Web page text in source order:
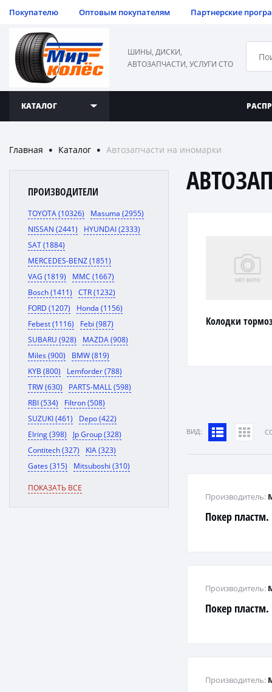
Покупателю Оптовым покупателям Партнерские
ШИНЫ, ДИСКИ,
АВТОЗАПЧАСТИ, УСЛУГИ СТО
КАТАЛОГ
Главная ● Каталог ● Автозапчасти на иномарки
ПРОИЗВОДИТЕЛИ
TOYOTA (10326)
Masuma (2955)
NISSAN (2441)
HYUNDAI (2333)
SAT (1884)
MERCEDES-BENZ (1851)
VAG (1819)
MMC (1667)
Bosch (1411)
CTR (1232)
FORD (1207)
Honda (1156)
Febest (1116)
Febi (987)
SUBARU (928)
MAZDA (908)
Miles (900)
BMW (819)
KYB (800)
Lemforder (788)
TRW (630)
PARTS-MALL (598)
RBI (534)
Filtron (508)
SUZUKI (461)
Depo (422)
Elring (398)
Jp Group (328)
Contitech (327)
KIA (323)
Gates (315)
Mitsuboshi (310)
ПОКАЗАТЬ ВСЕ
Колодки
ВИД:
Покер
Производитель:
Покер
Производитель:
Производитель: